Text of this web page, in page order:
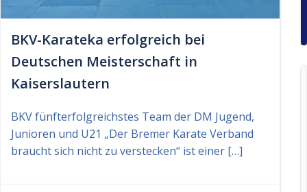
BKV-Karateka erfolgreich bei
Deutschen Meisterschaft in
Kaiserslautern
BKV fünfterfolgreichstes Team der DM Jugend,
Junioren und U21 „Der Bremer Karate Verband
braucht sich nicht zu verstecken“ ist einer […]